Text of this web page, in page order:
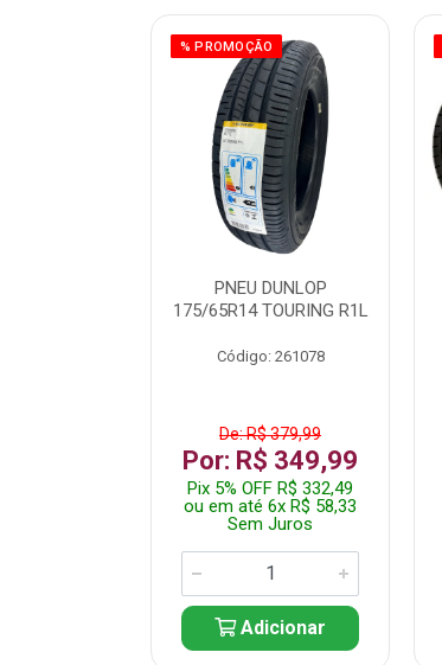
% PROMOÇÃO
PNEU DUNLOP
175/65R14 TOURING R1L
Código: 261078
De: R$ 379,99
Por: R$ 349,99
Pix 5% OFF R$ 332,49
ou em até 6x R$ 58,33
Sem Juros
Adicionar